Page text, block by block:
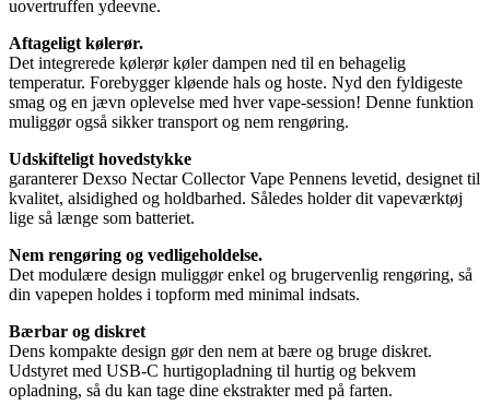
uovertruffen ydeevne.
Aftageligt kølerør.
Det integrerede kølerør køler dampen ned til en behagelig
temperatur. Forebygger kløende hals og hoste. Nyd den fyldigeste
smag og en jævn oplevelse med hver vape-session! Denne funktion
muliggør også sikker transport og nem rengøring.
Udskifteligt hovedstykke
garanterer Dexso Nectar Collector Vape Pennens levetid, designet til
kvalitet, alsidighed og holdbarhed. Således holder dit vapeværktøj
lige så længe som batteriet.
Nem rengøring og vedligeholdelse.
Det modulære design muliggør enkel og brugervenlig rengøring, så
din vapepen holdes i topform med minimal indsats.
Bærbar og diskret
Dens kompakte design gør den nem at bære og bruge diskret.
Udstyret med USB-C hurtigopladning til hurtig og bekvem
opladning, så du kan tage dine ekstrakter med på farten.